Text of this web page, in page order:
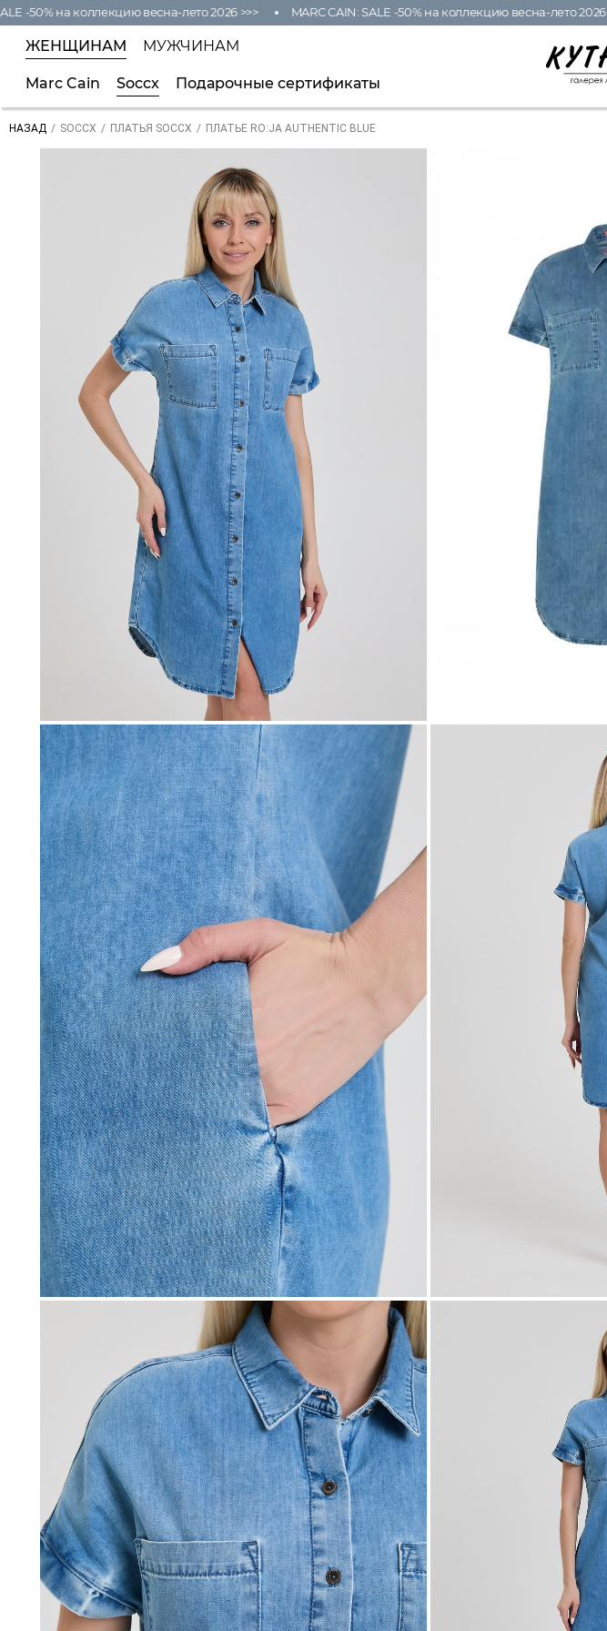
-50% на коллекцию весна-лето 2026 >>> MARC CAIN: SALE -50% на коллекцию весна-лето 2026 >>>
ЖЕНЩИНАМ МУЖЧИНАМ
Marc Cain Soccx Подарочные сертификаты
НАЗАД / SOCCX / ПЛАТЬЯ SOCCX / ПЛАТЬЕ RO:JA AUTHENTIC BLUE